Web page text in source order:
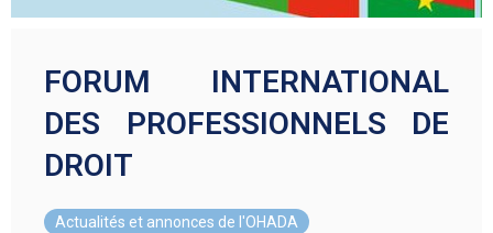
FORUM INTERNATIONAL
DES PROFESSIONNELS DE
DROIT
Actualités et annonces de l'OHADA